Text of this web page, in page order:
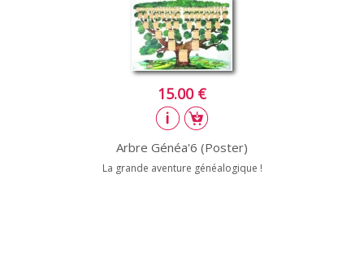
15.00 €
Arbre Généa'6 (Poster)
La grande aventure généalogique !